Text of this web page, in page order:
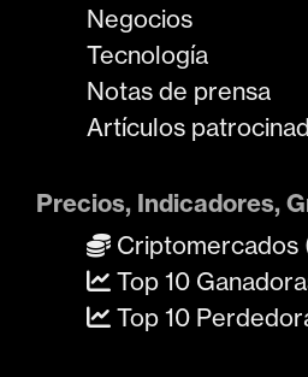
Negocios
Tecnología
Notas de prensa
Artículos
Precios, Indicadores,
Criptomercados
Top 10
Top 10